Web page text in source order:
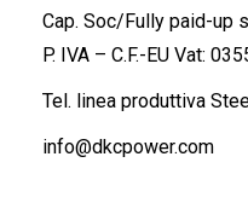
Cap. Soc/Fully paid-up
P. IVA – C.F.-EU Vat:
Tel. linea produttiva
info@dkcpower.com